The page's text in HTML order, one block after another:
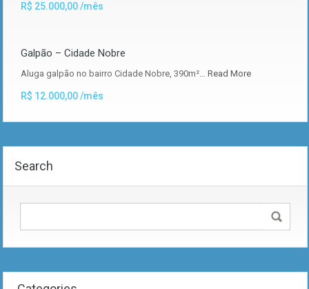
R$ 25.000,00 /mês
Galpão – Cidade Nobre
Aluga galpão no bairro Cidade Nobre, 390m²… Read More
R$ 12.000,00 /mês
Search